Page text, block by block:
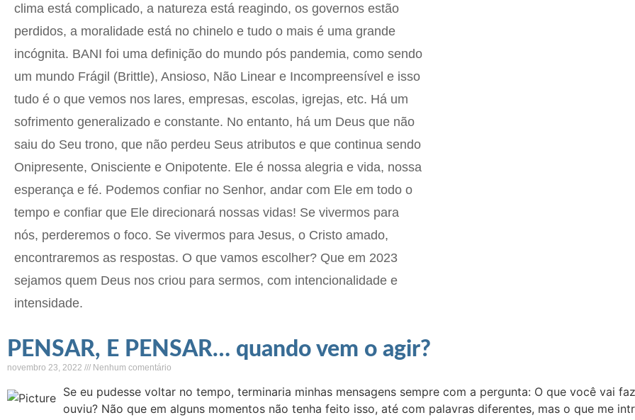
clima está complicado, a natureza está reagindo, os governos estão
perdidos, a moralidade está no chinelo e tudo o mais é uma grande
incógnita. BANI foi uma definição do mundo pós pandemia, como sendo
um mundo Frágil (Brittle), Ansioso, Não Linear e Incompreensível e isso
tudo é o que vemos nos lares, empresas, escolas, igrejas, etc. Há um
sofrimento generalizado e constante. No entanto, há um Deus que não
saiu do Seu trono, que não perdeu Seus atributos e que continua sendo
Onipresente, Onisciente e Onipotente. Ele é nossa alegria e vida, nossa
esperança e fé. Podemos confiar no Senhor, andar com Ele em todo o
tempo e confiar que Ele direcionará nossas vidas! Se vivermos para
nós, perderemos o foco. Se vivermos para Jesus, o Cristo amado,
encontraremos as respostas. O que vamos escolher? Que em 2023
sejamos quem Deus nos criou para sermos, com intencionalidade e
intensidade.
PENSAR, E PENSAR… quando vem o agir?
novembro 23, 2022 Nenhum comentário
Se eu pudesse voltar no tempo, terminaria minhas mensagens sempre com a pergunta: O que você vai
ouviu? Não que em alguns momentos não tenha feito isso, até com palavras diferentes, mas o que me